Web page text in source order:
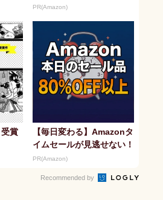
続々登場！Amazonの本気
PR(Amazon)
受賞
【毎日変わる】Amazonタ
イムセールが見逃せない！
PR(Amazon)
Recommended by